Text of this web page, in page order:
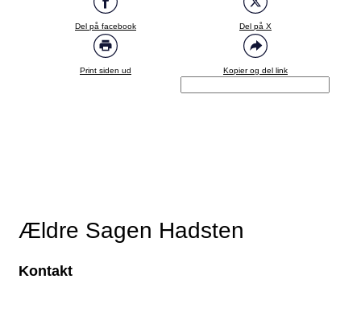
Del på facebook Del på X
Print siden ud Kopier og del link
Ældre Sagen Hadsten
Kontakt